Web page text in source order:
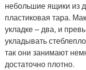
небольшие ящики из
пластиковая тара.
укладке – два, и
укладывать
так они занимают
достаточно плотно.